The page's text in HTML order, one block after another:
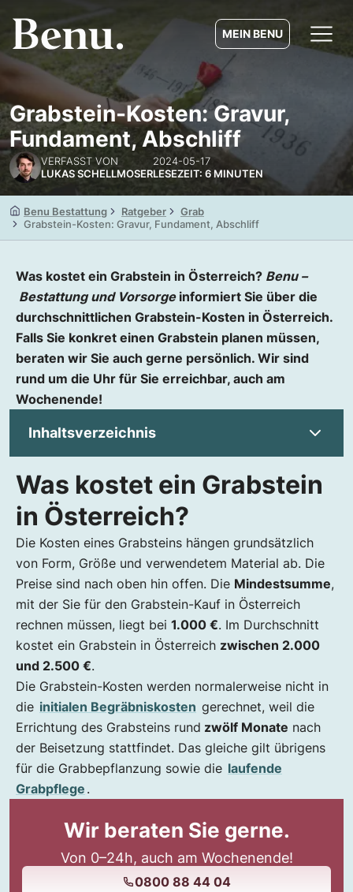
MEIN BENU
Grabstein-Kosten: Gravur,
Fundament, Abschliff
VERFASST VON
LUKAS SCHELLMOSER
2024-05-17
LESEZEIT: 6 MINUTEN
Benu Bestattung Ratgeber
Grab
Grabstein-Kosten: Gravur, Fundament, Abschliff
Was kostet ein Grabstein in Österreich? Benu –
Bestattung und Vorsorgeinformiert Sie über die
durchschnittlichen Grabstein-Kosten in Österreich.
Falls Sie konkret einen Grabstein planen müssen,
beraten wir Sie auch gerne persönlich. Wir sind
rund um die Uhr für Sie erreichbar, auch am
Wochenende!
Inhaltsverzeichnis
Was kostet ein Grabstein in Österreich?
Industrielle vs. handgefertigte Grabsteine
Was kostet ein Grabstein mit Einfassung?
Wie teuer ist ein Grabstein mit Gravur?
Warum sind Grabsteine so teuer?
Was ist besser für Grabstein: Granit oder
Marmor?
Kann man Grabsteine gebraucht kaufen?
Was kostet es, einen Grabstein zu befestigen?
Steinmetz Nindl - Unser verlässlicher Partner
Was kann man statt Grabstein nehmen?
Was kostet ein Grabstein
in Österreich?
Die Kosten eines Grabsteins hängen grundsätzlich
von Form, Größe und verwendetem Material ab. Die
Preise sind nach oben hin offen. Die Mindestsumme,
mit der Sie für den Grabstein-Kauf in Österreich
rechnen müssen, liegt bei 1.000 €. Im Durchschnitt
kostet ein Grabstein in Österreich zwischen 2.000
und 2.500 €.
Die Grabstein-Kosten werden normalerweise nicht in
die initialen Begräbniskosten gerechnet, weil die
Errichtung des Grabsteins rund zwölf Monate nach
der Beisetzung stattfindet. Das gleiche gilt übrigens
für die Grabbepflanzung sowie die laufende
Grabpflege .
Wir beraten Sie gerne.
Von 0–24h, auch am Wochenende!
0800 88 44 04